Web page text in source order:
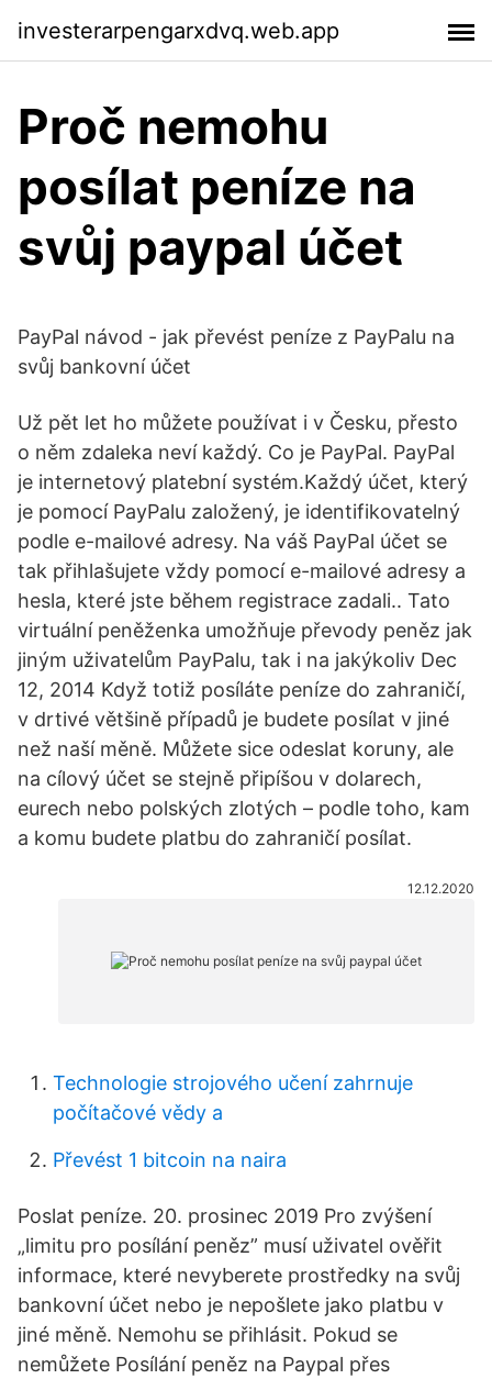
investerarpengarxdvq.web.app
Proč nemohu
posílat peníze na
svůj paypal účet
PayPal návod - jak převést peníze z PayPalu na
svůj bankovní účet
Už pět let ho můžete používat i v Česku, přesto
o něm zdaleka neví každý. Co je PayPal. PayPal
je internetový platební systém.Každý účet, který
je pomocí PayPalu založený, je identifikovatelný
podle e-mailové adresy. Na váš PayPal účet se
tak přihlašujete vždy pomocí e-mailové adresy a
hesla, které jste během registrace zadali.. Tato
virtuální peněženka umožňuje převody peněz jak
jiným uživatelům PayPalu, tak i na jakýkoliv Dec
12, 2014 Když totiž posíláte peníze do zahraničí,
v drtivé většině případů je budete posílat v jiné
než naší měně. Můžete sice odeslat koruny, ale
na cílový účet se stejně připíšou v dolarech,
eurech nebo polských zlotých – podle toho, kam
a komu budete platbu do zahraničí posílat.
12.12.2020
Technologie strojového učení zahrnuje
počítačové vědy a
Převést 1 bitcoin na naira
Poslat peníze. 20. prosinec 2019 Pro zvýšení
„limitu pro posílání peněz” musí uživatel ověřit
informace, které nevyberete prostředky na svůj
bankovní účet nebo je nepošlete jako platbu v
jiné měně. Nemohu se přihlásit. Pokud se
nemůžete Posílání peněz na Paypal přes